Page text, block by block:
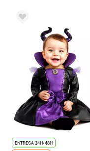
ENTREGA 24H/48H